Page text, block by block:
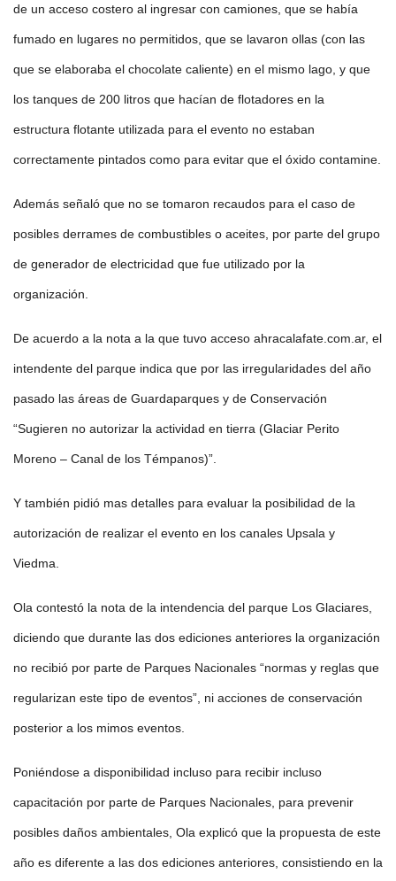
de un acceso costero al ingresar con camiones, que se había
fumado en lugares no permitidos, que se lavaron ollas (con las
que se elaboraba el chocolate caliente) en el mismo lago, y que
los tanques de 200 litros que hacían de flotadores en la
estructura flotante utilizada para el evento no estaban
correctamente pintados como para evitar que el óxido contamine.
Además señaló que no se tomaron recaudos para el caso de
posibles derrames de combustibles o aceites, por parte del grupo
de generador de electricidad que fue utilizado por la
organización.
De acuerdo a la nota a la que tuvo acceso ahracalafate.com.ar, el
intendente del parque indica que por las irregularidades del año
pasado las áreas de Guardaparques y de Conservación
“Sugieren no autorizar la actividad en tierra (Glaciar Perito
Moreno – Canal de los Témpanos)”.
Y también pidió mas detalles para evaluar la posibilidad de la
autorización de realizar el evento en los canales Upsala y
Viedma.
Ola contestó la nota de la intendencia del parque Los Glaciares,
diciendo que durante las dos ediciones anteriores la organización
no recibió por parte de Parques Nacionales “normas y reglas que
regularizan este tipo de eventos”, ni acciones de conservación
posterior a los mimos eventos.
Poniéndose a disponibilidad incluso para recibir incluso
capacitación por parte de Parques Nacionales, para prevenir
posibles daños ambientales, Ola explicó que la propuesta de este
año es diferente a las dos ediciones anteriores, consistiendo en la